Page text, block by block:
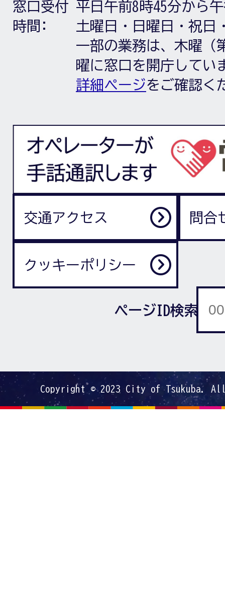
窓口受付
時間:
平日午前8時45分から
土曜日・日曜日・祝日
一部の業務は、木曜（
曜に窓口を開庁してい
詳細ページをご確認く
交通アクセス 問合
クッキーポリシー
ページID検索
Copyright © 2023 City of Tsukuba.